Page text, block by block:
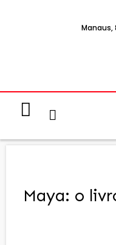
Manaus,
Maya: o